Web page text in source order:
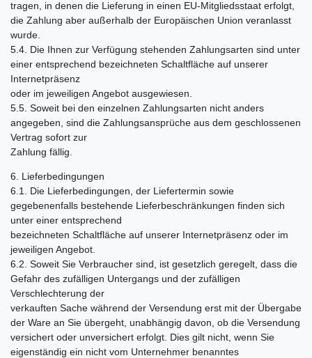
tragen, in denen die Lieferung in einen EU-Mitgliedsstaat erfolgt,
die Zahlung aber außerhalb der Europäischen Union veranlasst
wurde.
5.4. Die Ihnen zur Verfügung stehenden Zahlungsarten sind unter
einer entsprechend bezeichneten Schaltfläche auf unserer
Internetpräsenz
oder im jeweiligen Angebot ausgewiesen.
5.5. Soweit bei den einzelnen Zahlungsarten nicht anders
angegeben, sind die Zahlungsansprüche aus dem geschlossenen
Vertrag sofort zur
Zahlung fällig.
6. Lieferbedingungen
6.1. Die Lieferbedingungen, der Liefertermin sowie
gegebenenfalls bestehende Lieferbeschränkungen finden sich
unter einer entsprechend
bezeichneten Schaltfläche auf unserer Internetpräsenz oder im
jeweiligen Angebot.
6.2. Soweit Sie Verbraucher sind, ist gesetzlich geregelt, dass die
Gefahr des zufälligen Untergangs und der zufälligen
Verschlechterung der
verkauften Sache während der Versendung erst mit der Übergabe
der Ware an Sie übergeht, unabhängig davon, ob die Versendung
versichert oder unversichert erfolgt. Dies gilt nicht, wenn Sie
eigenständig ein nicht vom Unternehmer benanntes